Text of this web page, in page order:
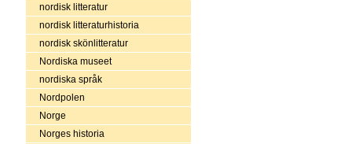
nordisk litteratur
nordisk litteraturhistoria
nordisk skönlitteratur
Nordiska museet
nordiska språk
Nordpolen
Norge
Norges historia